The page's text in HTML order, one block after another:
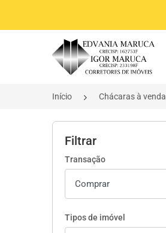
Página inicial
Início Chácaras à venda
Filtrar
Transação
Tipos de imóvel